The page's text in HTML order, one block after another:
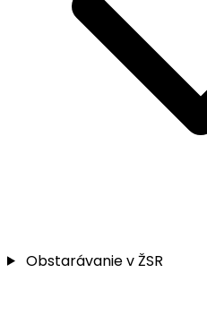
Obstarávanie v ŽSR